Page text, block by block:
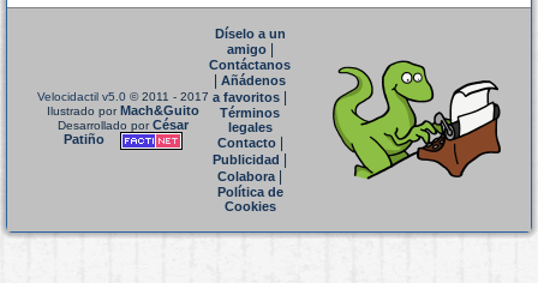
Velocidactil v5.0 © 2011 - 2017
Ilustrado porMach&Guito
Desarrollado porCésar
Patiño
Díselo a un
amigo|
Contáctanos
Añádenos
a favoritos
Términos
legales
Contacto|
Publicidad
Colabora|
Política de
Cookies